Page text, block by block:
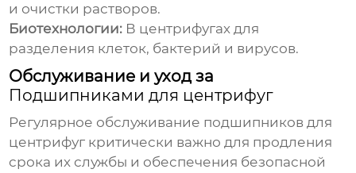
и очистки растворов.
Биотехнологии: В центрифугах для
разделения клеток, бактерий и вирусов.
Обслуживание и уход за
Подшипниками для центрифуг
Регулярное обслуживание подшипников для
центрифуг критически важно для продления
срока их службы и обеспечения безопасной